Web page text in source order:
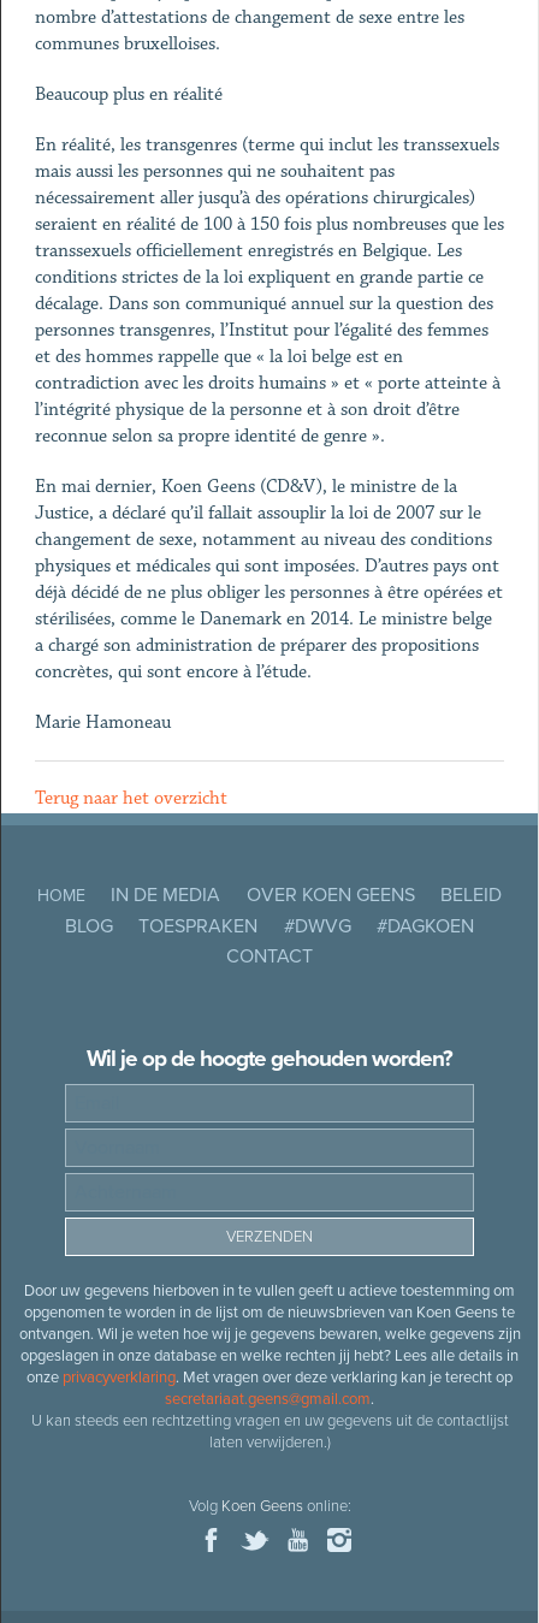
nombre d’attestations de changement de sexe entre les
communes bruxelloises.
Beaucoup plus en réalité
En réalité, les transgenres (terme qui inclut les transsexuels
mais aussi les personnes qui ne souhaitent pas
nécessairement aller jusqu’à des opérations chirurgicales)
seraient en réalité de 100 à 150 fois plus nombreuses que les
transsexuels officiellement enregistrés en Belgique. Les
conditions strictes de la loi expliquent en grande partie ce
décalage. Dans son communiqué annuel sur la question des
personnes transgenres, l’Institut pour l’égalité des femmes
et des hommes rappelle que « la loi belge est en
contradiction avec les droits humains » et « porte atteinte à
l’intégrité physique de la personne et à son droit d’être
reconnue selon sa propre identité de genre ».
En mai dernier, Koen Geens (CD&V), le ministre de la
Justice, a déclaré qu’il fallait assouplir la loi de 2007 sur le
changement de sexe, notamment au niveau des conditions
physiques et médicales qui sont imposées. D’autres pays ont
déjà décidé de ne plus obliger les personnes à être opérées et
stérilisées, comme le Danemark en 2014. Le ministre belge
a chargé son administration de préparer des propositions
concrètes, qui sont encore à l’étude.
Marie Hamoneau
Terug naar het overzicht
HOME IN DE MEDIA OVER KOEN GEENS
BELEID
BLOG
TOESPRAKEN #DWVG
#DAGKOEN
CONTACT
Wil je op de hoogte gehouden worden?
Door uw gegevens hierboven in te vullen geeft u actieve toestemming om
opgenomen te worden in de lijst om de nieuwsbrieven van Koen Geens te
ontvangen. Wil je weten hoe wij je gegevens bewaren, welke gegevens zijn
opgeslagen in onze database en welke rechten jij hebt? Lees alle details in
onze privacyverklaring. Met vragen over deze verklaring kan je terecht op
secretariaat.geens@gmail.com.
U kan steeds een rechtzetting vragen en uw gegevens uit de contactlijst
laten verwijderen.)
Volg Koen Geensonline: